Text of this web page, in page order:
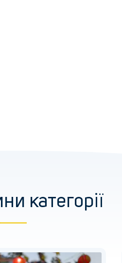
категорії